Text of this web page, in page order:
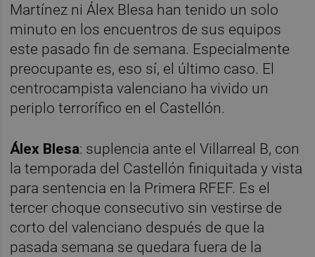
Martínez ni Álex Blesa han tenido un solo
minuto en los encuentros de sus equipos
este pasado fin de semana. Especialmente
preocupante es, eso sí, el último caso. El
centrocampista valenciano ha vivido un
periplo terrorífico en el Castellón.
Álex Blesa: suplencia ante el Villarreal B, con
la temporada del Castellón finiquitada y vista
para sentencia en la Primera RFEF. Es el
tercer choque consecutivo sin vestirse de
corto del valenciano después de que la
pasada semana se quedara fuera de la